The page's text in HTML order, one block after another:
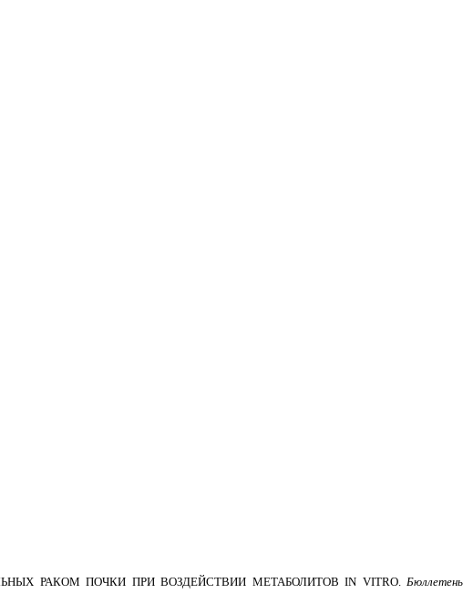
РАКОМ ПОЧКИ ПРИ ВОЗДЕЙСТВИИ МЕТАБОЛИТОВ IN VITRO. Бюллетень